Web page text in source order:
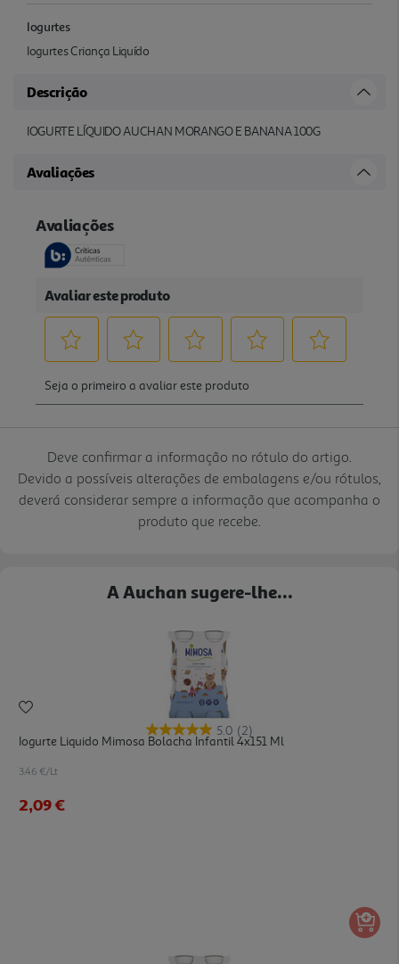
Iogurtes
Iogurtes Criança Liquído
Descrição
IOGURTE LÍQUIDO AUCHAN MORANGO E BANANA 100G
Avaliações
Deve confirmar a informação no rótulo do artigo.
Devido a possíveis alterações de embalagens e/ou rótulos,
deverá considerar sempre a informação que acompanha o
produto que recebe.
A Auchan sugere-lhe...
5.0 (2)
Iogurte Liquido Mimosa Bolacha Infantil 4x151 Ml
3.46 €/Lt
2,09 €